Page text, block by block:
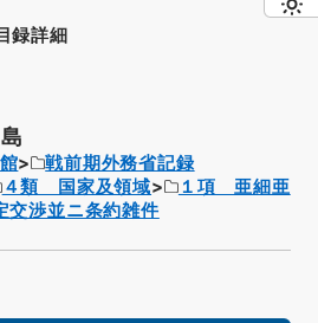
録詳細
戦前期外務省記録
４類 国家及領域
１項 亜細亜
交渉並ニ条約雑件